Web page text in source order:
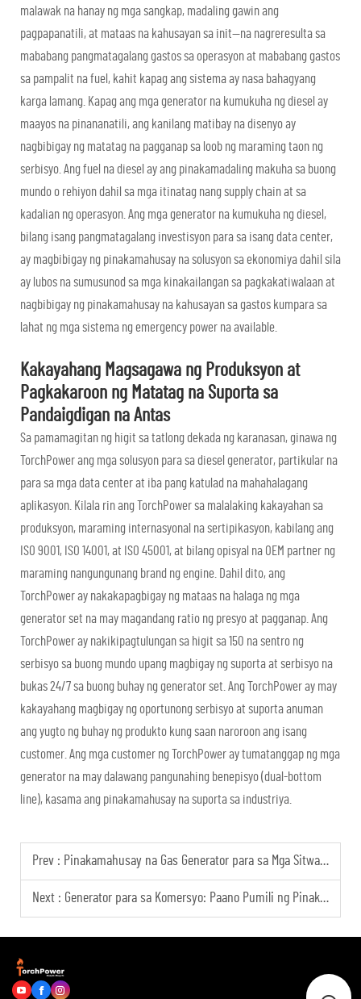
malawak na hanay ng mga sangkap, madaling gawin ang
pagpapanatili, at mataas na kahusayan sa init—na nagreresulta sa
mababang pangmatagalang gastos sa operasyon at mababang gastos
sa pampalit na fuel, kahit kapag ang sistema ay nasa bahagyang
karga lamang. Kapag ang mga generator na kumukuha ng diesel ay
maayos na pinananatili, ang kanilang matibay na disenyo ay
nagbibigay ng matatag na pagganap sa loob ng maraming taon ng
serbisyo. Ang fuel na diesel ay ang pinakamadaling makuha sa buong
mundo o rehiyon dahil sa mga itinatag nang supply chain at sa
kadalian ng operasyon. Ang mga generator na kumukuha ng diesel,
bilang isang pangmatagalang investisyon para sa isang data center,
ay magbibigay ng pinakamahusay na solusyon sa ekonomiya dahil sila
ay lubos na sumusunod sa mga kinakailangan sa pagkakatiwalaan at
nagbibigay ng pinakamahusay na kahusayan sa gastos kumpara sa
lahat ng mga sistema ng emergency power na available.
Kakayahang Magsagawa ng Produksyon at
Pagkakaroon ng Matatag na Suporta sa
Pandaigdigan na Antas
Sa pamamagitan ng higit sa tatlong dekada ng karanasan, ginawa ng
TorchPower ang mga solusyon para sa diesel generator, partikular na
para sa mga data center at iba pang katulad na mahahalagang
aplikasyon. Kilala rin ang TorchPower sa malalaking kakayahan sa
produksyon, maraming internasyonal na sertipikasyon, kabilang ang
ISO 9001, ISO 14001, at ISO 45001, at bilang opisyal na OEM partner ng
maraming nangungunang brand ng engine. Dahil dito, ang
TorchPower ay nakakapagbigay ng mataas na halaga ng mga
generator set na may magandang ratio ng presyo at pagganap. Ang
TorchPower ay nakikipagtulungan sa higit sa 150 na sentro ng
serbisyo sa buong mundo upang magbigay ng suporta at serbisyo na
bukas 24/7 sa buong buhay ng generator set. Ang TorchPower ay may
kakayahang magbigay ng oportunong serbisyo at suporta anuman
ang yugto ng buhay ng produkto kung saan naroroon ang isang
customer. Ang mga customer ng TorchPower ay tumatanggap ng mga
generator na may dalawang pangunahing benepisyo (dual-bottom
line), kasama ang pinakamahusay na suporta sa industriya.
Prev : Pinakamahusay na Gas Generator para sa Mga Sitwasyon ng Patuloy na Pagbuo ng Kuryente sa Mahabang Panahon
Next : Generator para sa Komersyo: Paano Pumili ng Pinakamahusay?